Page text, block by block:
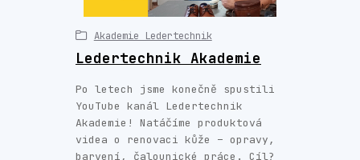
Ledertechnik Akademie
Akademie Ledertechnik
Po letech jsme konečně spustili
YouTube kanál Ledertechnik
Akademie! Natáčíme produktová
videa o renovaci kůže – opravy,
barvení, čalounické práce. Cíl?